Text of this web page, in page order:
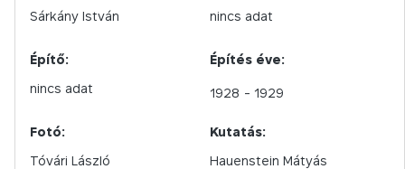
Sárkány István
nincs adat
Építő:
nincs adat
Építés éve:
1928 - 1929
Fotó:
Tóvári László
Kutatás:
Hauenstein Mátyás